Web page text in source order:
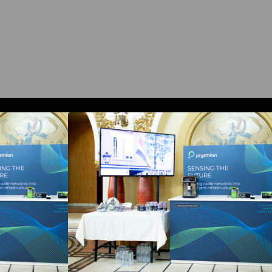
COMM26
si Digital
in
critice
Prysmian aduce la COMM26
tehnologii de sensing si Digital
Energy pentru monitorizarea in
timp real a infrastrucrutilor critice